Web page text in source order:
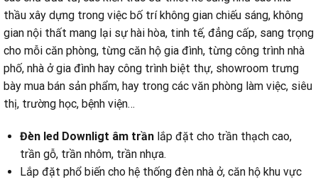
thầu xây dựng trong việc bố trí không gian chiếu sáng, không
gian nội thất mang lại sự hài hòa, tinh tế, đẳng cấp, sang trọng
cho mỗi căn phòng, từng căn hộ gia đình, từng công trình nhà
phố, nhà ở gia đình hay công trình biệt thự, showroom trưng
bày mua bán sản phẩm, hay trong các văn phòng làm việc, siêu
thị, trường học, bệnh viện…
Đèn led Downligt âm trần lắp đặt cho trần thạch cao,
trần gỗ, trần nhôm, trần nhựa.
Lắp đặt phổ biến cho hệ thống đèn nhà ở, căn hộ khu vực